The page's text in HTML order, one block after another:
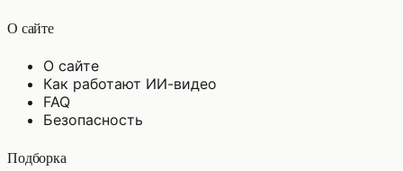
О сайте
О сайте
Как работают ИИ-видео
FAQ
Безопасность
Подборка